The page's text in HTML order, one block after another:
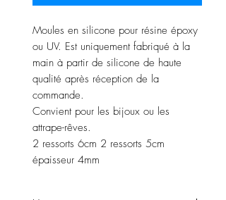
Moules en silicone pour résine époxy
ou UV. Est uniquement fabriqué à la
main à partir de silicone de haute
qualité après réception de la
commande.
Convient pour les bijoux ou les
attrape-rêves.
2 ressorts 6cm 2 ressorts 5cm
épaisseur 4mm